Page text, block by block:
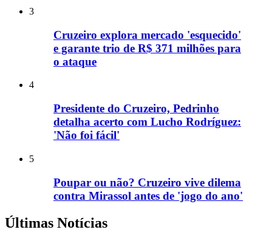
3
Cruzeiro explora mercado 'esquecido'
e garante trio de R$ 371 milhões para
o ataque
4
Presidente do Cruzeiro, Pedrinho
detalha acerto com Lucho Rodríguez:
'Não foi fácil'
5
Poupar ou não? Cruzeiro vive dilema
contra Mirassol antes de 'jogo do ano'
Últimas Notícias